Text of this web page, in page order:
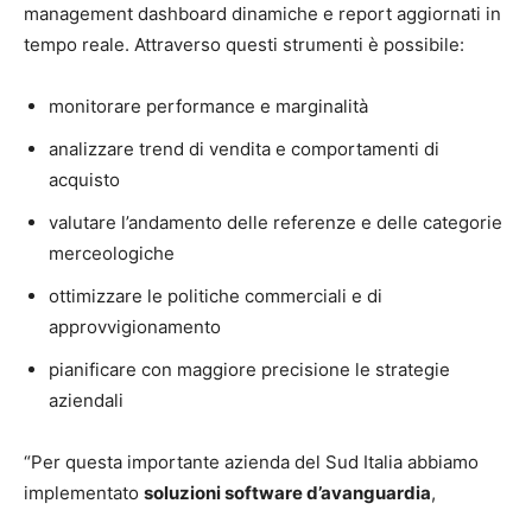
management dashboard dinamiche e report aggiornati in
tempo reale. Attraverso questi strumenti è possibile:
monitorare performance e marginalità
analizzare trend di vendita e comportamenti di
acquisto
valutare l’andamento delle referenze e delle categorie
merceologiche
ottimizzare le politiche commerciali e di
approvvigionamento
pianificare con maggiore precisione le strategie
aziendali
“Per questa importante azienda del Sud Italia abbiamo
implementato soluzioni software d’avanguardia,